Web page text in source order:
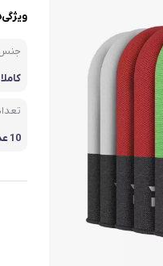
دسته بازی مغناطیسی
دسته بازی مکانیکی
دسته بازی ۶ انگشتی
دسته بازی ۸ انگشتی
دسته بازی ۴ انگشتی